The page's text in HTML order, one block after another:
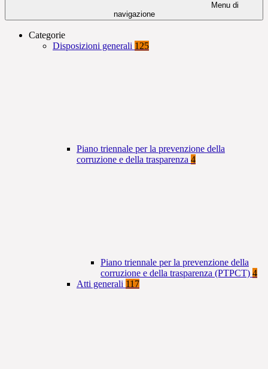
Menu di
navigazione
Categorie
Disposizioni generali 125
Piano triennale per la prevenzione della
corruzione e della trasparenza 4
Piano triennale per la prevenzione della
corruzione e della trasparenza (PTPCT) 4
Atti generali 117